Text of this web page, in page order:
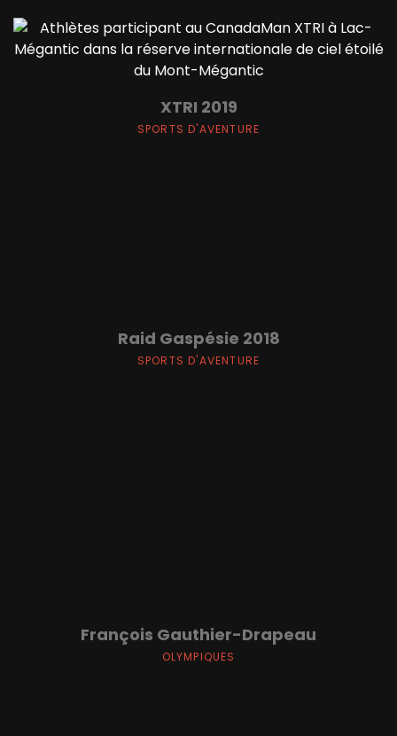
XTRI 2019
SPORTS D'AVENTURE
Raid Gaspésie 2018
SPORTS D'AVENTURE
François Gauthier-Drapeau
OLYMPIQUES